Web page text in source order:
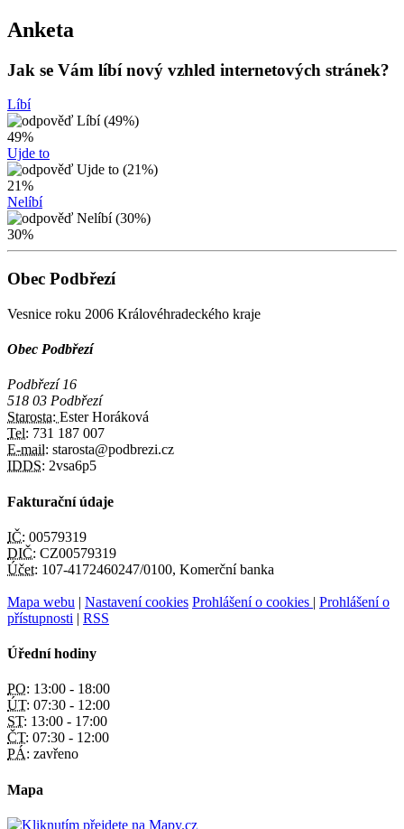
Anketa
Jak se Vám líbí nový vzhled internetových stránek?
Líbí
49%
Ujde to
21%
Nelíbí
30%
Obec Podbřezí
Vesnice roku 2006 Královéhradeckého kraje
Obec Podbřezí
Podbřezí 16
518 03 Podbřezí
Starosta: Ester Horáková
Tel: 731 187 007
E-mail: starosta@podbrezi.cz
IDDS: 2vsa6p5
Fakturační údaje
IČ: 00579319
DIČ: CZ00579319
Účet: 107-4172460247/0100, Komerční banka
Mapa webu | Nastavení cookies Prohlášení o cookies | Prohlášení o
přístupnosti | RSS
Úřední hodiny
PO: 13:00 - 18:00
ÚT: 07:30 - 12:00
ST: 13:00 - 17:00
ČT: 07:30 - 12:00
PÁ: zavřeno
Mapa